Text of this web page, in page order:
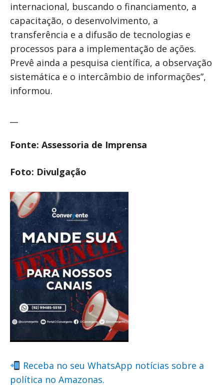
internacional, buscando o financiamento, a
capacitação, o desenvolvimento, a
transferência e a difusão de tecnologias e
processos para a implementação de ações.
Prevê ainda a pesquisa científica, a observação
sistemática e o intercâmbio de informações”,
informou.
Fonte: Assessoria de Imprensa
Foto: Divulgação
Receba no seu WhatsApp notícias sobre a
política no Amazonas.